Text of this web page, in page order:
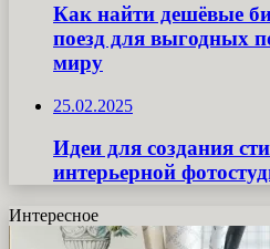
Как найти дешёвые
поезд для выгодных
миру
25.02.2025
Идеи для создания
интерьерной
Интересное